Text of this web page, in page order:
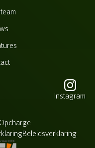
Instagram
Beleidsverklaring